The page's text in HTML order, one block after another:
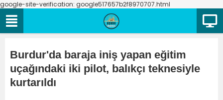
google-site-verification: google517657b2f8970707.html
Burdur'da baraja iniş yapan eğitim
uçağındaki iki pilot, balıkçı teknesiyle
kurtarıldı